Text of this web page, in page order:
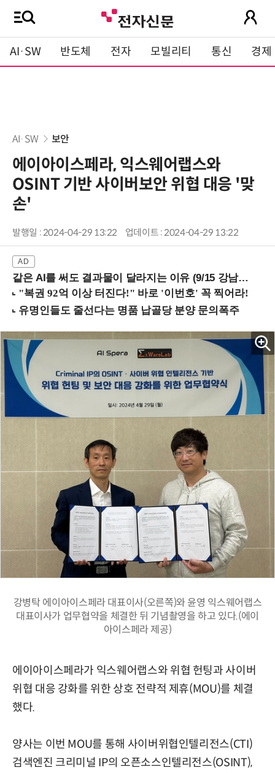
AI·SW 반도체 전자 모빌리티 통신 경제
AI·SW 보안
에이아이스페라, 익스웨어랩스와
OSINT 기반 사이버보안 위협 대응 '맞
손'
발행일 : 2024-04-29 13:22 업데이트 : 2024-04-29 13:22
같은 AI를 써도 결과물이 달라지는 이유 (9/15 강남역)
강병탁 에이아이스페라 대표이사(오른쪽)와 윤영 익스웨어랩스
대표이사가 업무협약을 체결한 뒤 기념촬영을 하고 있다.(에이
아이스페라 제공)
에이아이스페라가 익스웨어랩스와 위협 헌팅과 사이버
위협 대응 강화를 위한 상호 전략적 제휴(MOU)를 체결
했다.
양사는 이번 MOU를 통해 사이버위협인텔리전스(CTI)
검색엔진 크리미널 IP의 오픈소스인텔리전스(OSINT),